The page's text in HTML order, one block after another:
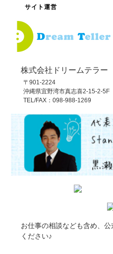
サイト運営
株式会社ドリームテラー
〒901-2224
沖縄県宜野湾市真志喜2-15-2-5F
TEL/FAX：098-988-1269
お仕事の相談なども含め、
ください♪